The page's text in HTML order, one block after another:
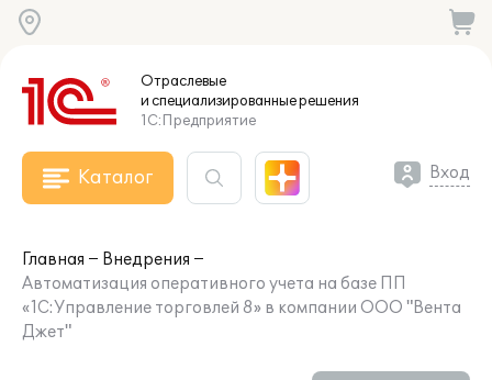
Отраслевые
и специализированныерешения
1С:Предприятие
Каталог Вход
Главная
Внедрения
Автоматизация оперативного учета на базе ПП
«1С:Управление торговлей 8» в компании ООО "Вента
Джет"